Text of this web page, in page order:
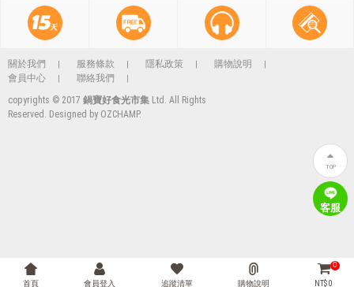
關於我們 服務條款 隱私政策
購物說明
會員中心
聯絡我們
copyrights © 2017 鍋寶好食光市集 Ltd. All Rights
Reserved. Designed by OZCHAMP.
首頁 會員登入 追蹤清單 購物說明
0
NT$ 0
TOP
客服